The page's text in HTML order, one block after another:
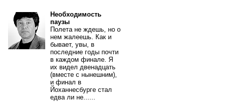
Необходимость
паузы
Полета не ждешь, но о
нем жалеешь. Как и
бывает, увы, в
последние годы почти
в каждом финале. Я
их видел двенадцать
(вместе с нынешним),
и финал в
Йоханнесбурге стал
едва ли не......